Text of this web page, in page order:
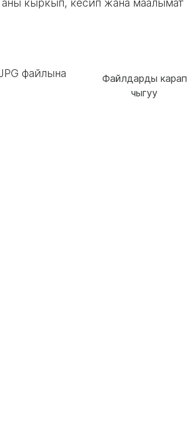
кыркып, кесип жана маалымат
файлына
Файлдарды карап
чыгуу